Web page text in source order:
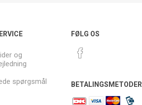
og
spørgsmål
FØLG OS
BETALINGSMETODER